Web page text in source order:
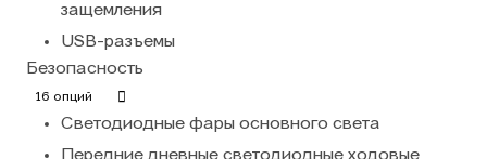
защемления
USB-разъемы
Безопасность
16 опций
Светодиодные фары основного света
Передние дневные светодиодные ходовые